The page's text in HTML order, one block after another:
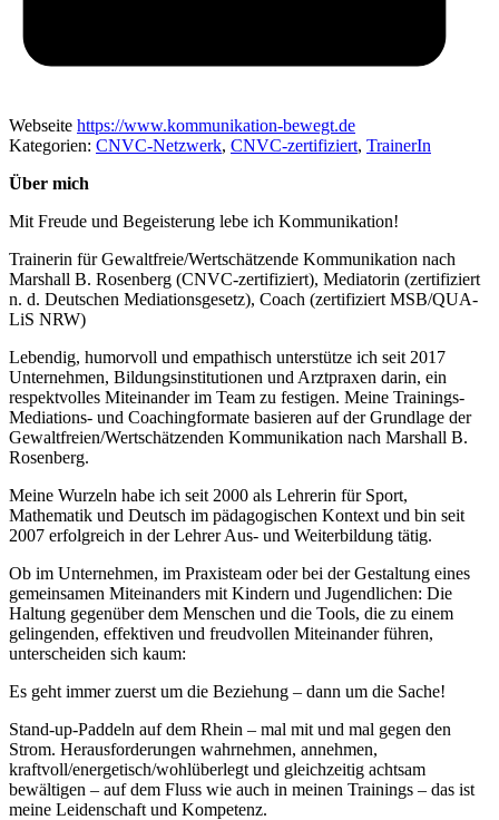
Webseite https://www.kommunikation-bewegt.de
Kategorien: CNVC-Netzwerk, CNVC-zertifiziert, TrainerIn
Über mich
Mit Freude und Begeisterung lebe ich Kommunikation!
Trainerin für Gewaltfreie/Wertschätzende Kommunikation nach
Marshall B. Rosenberg (CNVC-zertifiziert), Mediatorin (zertifiziert
n. d. Deutschen Mediationsgesetz), Coach (zertifiziert MSB/QUA-
LiS NRW)
Lebendig, humorvoll und empathisch unterstütze ich seit 2017
Unternehmen, Bildungsinstitutionen und Arztpraxen darin, ein
respektvolles Miteinander im Team zu festigen. Meine Trainings-
Mediations- und Coachingformate basieren auf der Grundlage der
Gewaltfreien/Wertschätzenden Kommunikation nach Marshall B.
Rosenberg.
Meine Wurzeln habe ich seit 2000 als Lehrerin für Sport,
Mathematik und Deutsch im pädagogischen Kontext und bin seit
2007 erfolgreich in der Lehrer Aus- und Weiterbildung tätig.
Ob im Unternehmen, im Praxisteam oder bei der Gestaltung eines
gemeinsamen Miteinanders mit Kindern und Jugendlichen: Die
Haltung gegenüber dem Menschen und die Tools, die zu einem
gelingenden, effektiven und freudvollen Miteinander führen,
unterscheiden sich kaum:
Es geht immer zuerst um die Beziehung – dann um die Sache!
Stand-up-Paddeln auf dem Rhein – mal mit und mal gegen den
Strom. Herausforderungen wahrnehmen, annehmen,
kraftvoll/energetisch/wohlüberlegt und gleichzeitig achtsam
bewältigen – auf dem Fluss wie auch in meinen Trainings – das ist
meine Leidenschaft und Kompetenz.